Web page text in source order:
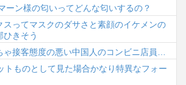
ーン様の匂いってどんな匂いするの？
スってマスクのダサさと素顔のイケメンの
ひきそう
ゃ接客態度の悪い中国人のコンビニ店員…
トものとして見た場合かなり特異なフォー